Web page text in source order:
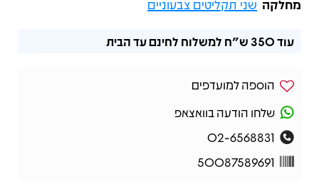
מחלקה שני תקליטים צבעוניים
עוד350 ש"ח למשלוח לחינם עד הבית
הוספה למועדפים
שלחו הודעה בוואצאפ
02-6568831
50087589691